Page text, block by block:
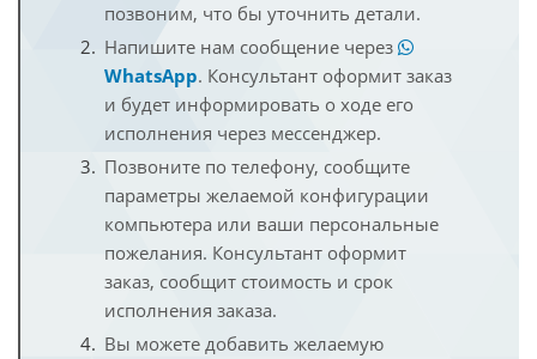
позвоним, что бы уточнить детали.
Напишите нам сообщение через
WhatsApp. Консультант оформит заказ
и будет информировать о ходе его
исполнения через мессенджер.
Позвоните по телефону, сообщите
параметры желаемой конфигурации
компьютера или ваши персональные
пожелания. Консультант оформит
заказ, сообщит стоимость и срок
исполнения заказа.
Вы можете добавить желаемую